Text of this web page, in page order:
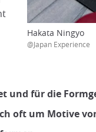
Hakata Ningyo
@Japan Experience
und für die
oft um Motive